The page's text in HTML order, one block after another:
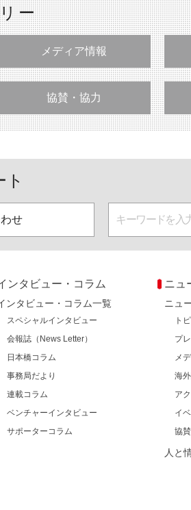
ー
メディア情報
協賛・協力
ト
せ
ンタビュー・コラム
ンタビュー・コラム一覧
スペシャルインタビュー
会報誌（News Letter）
日本橋コラム
事務局だより
連載コラム
ベンチャーインタビュー
サポーターコラム
ニュ
ニュ
ト
プ
メ
海
ア
イ
協
人と